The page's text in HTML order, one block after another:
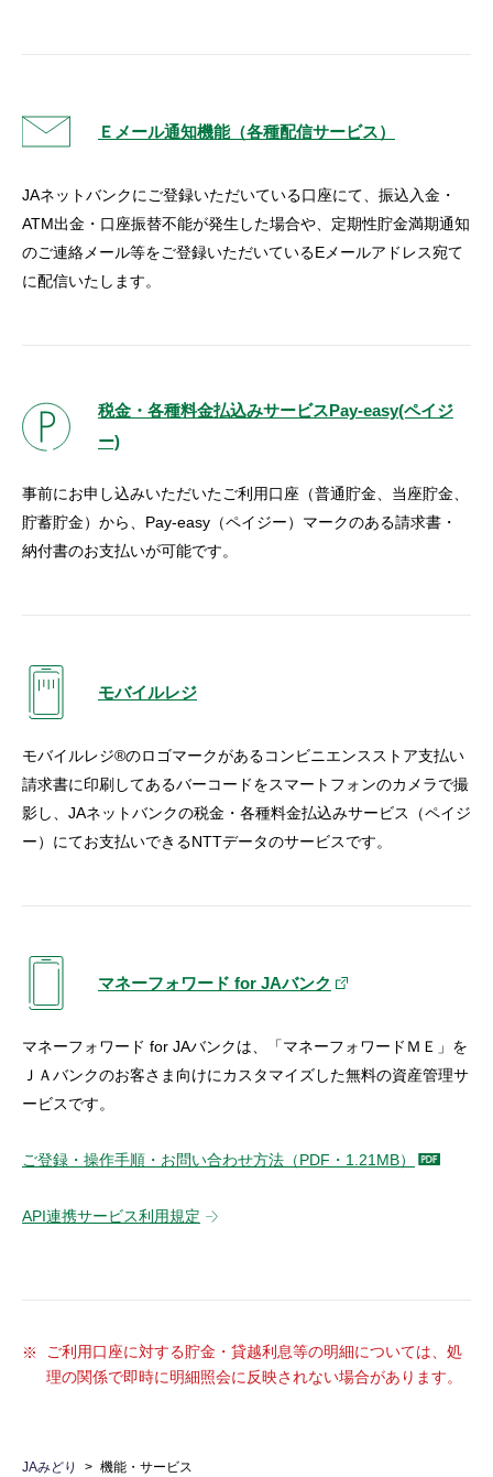
Ｅメール通知機能（各種配信サービス）
JAネットバンクにご登録いただいている口座にて、振込入金・
ATM出金・口座振替不能が発生した場合や、定期性貯金満期通知
のご連絡メール等をご登録いただいているEメールアドレス宛て
に配信いたします。
税金・各種料金払込みサービスPay-easy(ペイジ
ー)
事前にお申し込みいただいたご利用口座（普通貯金、当座貯金、
貯蓄貯金）から、Pay-easy（ペイジー）マークのある請求書・
納付書のお支払いが可能です。
モバイルレジ
モバイルレジ®のロゴマークがあるコンビニエンスストア支払い
請求書に印刷してあるバーコードをスマートフォンのカメラで撮
影し、JAネットバンクの税金・各種料金払込みサービス（ペイジ
ー）にてお支払いできるNTTデータのサービスです。
マネーフォワード for JAバンク
マネーフォワード for JAバンクは、「マネーフォワードＭＥ」を
ＪＡバンクのお客さま向けにカスタマイズした無料の資産管理サ
ービスです。
ご登録・操作手順・お問い合わせ方法（PDF・1.21MB）
API連携サービス利用規定
ご利用口座に対する貯金・貸越利息等の明細については、処
理の関係で即時に明細照会に反映されない場合があります。
JAみどり 機能・サービス